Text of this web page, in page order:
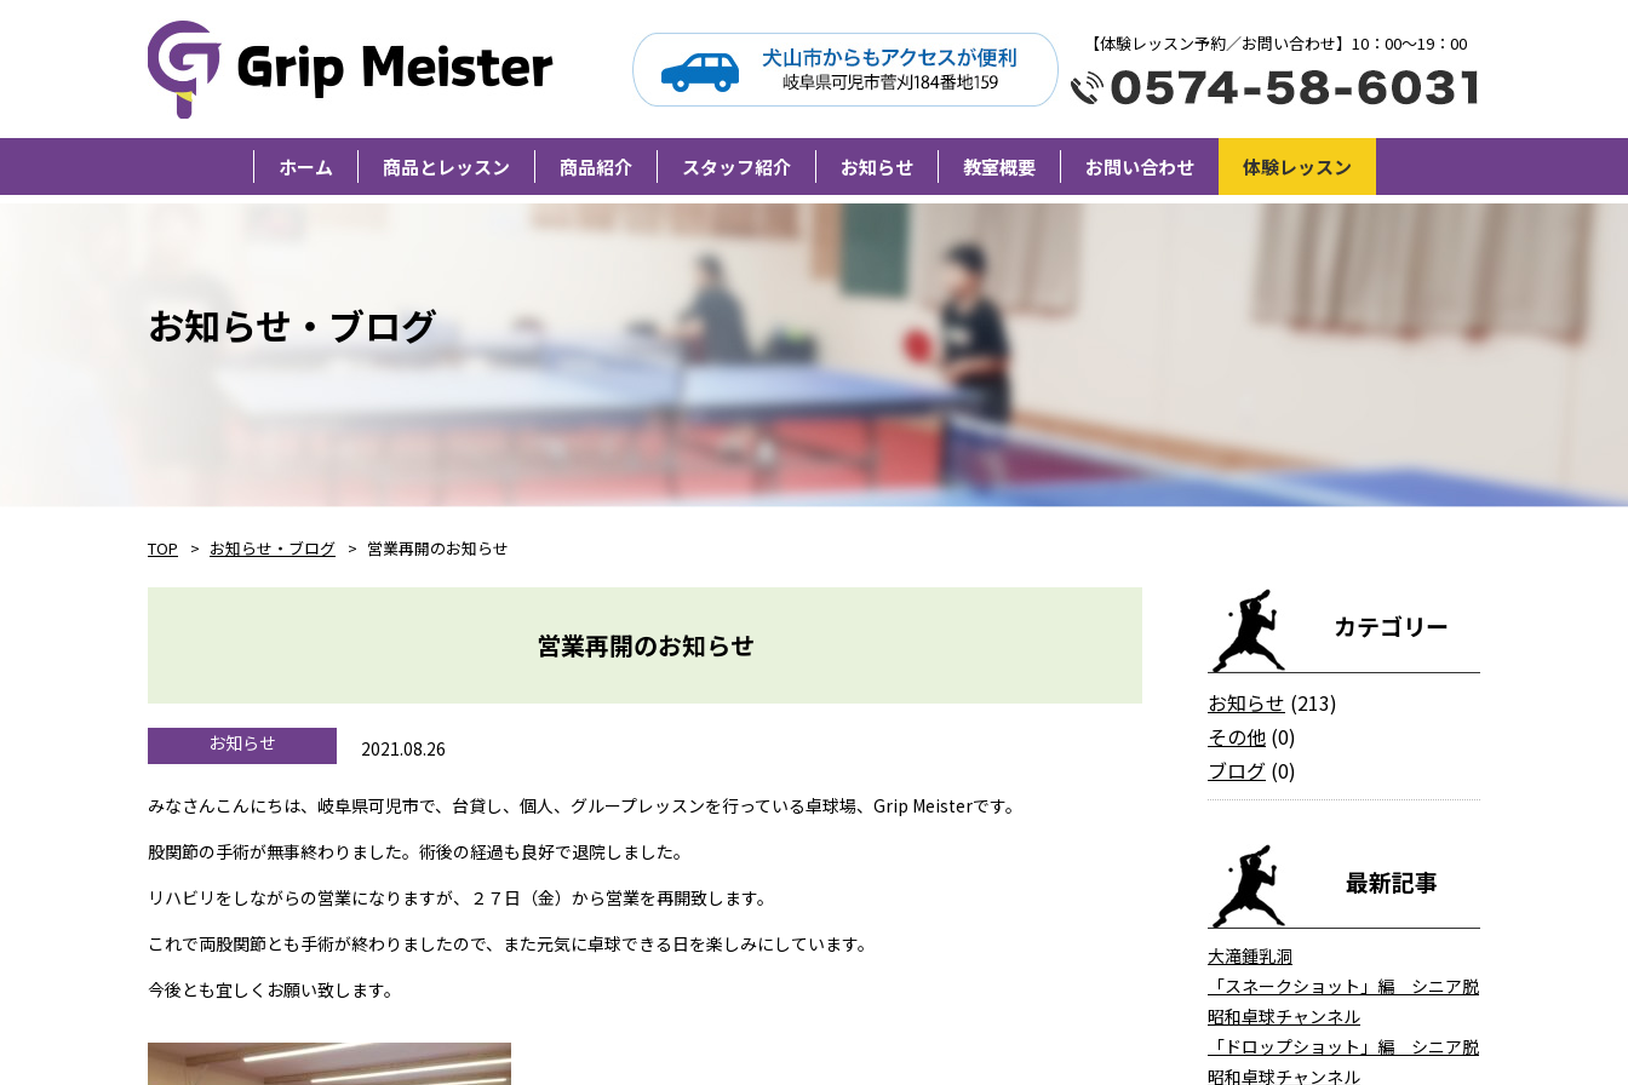
Grip Meister（旧柘植卓球教室） 【体験レッスン予約／お問い合わせ】10：00〜19：00
ホーム 商品とレッスン 商品紹介 スタッフ紹介 お知らせ 教室概要 お問い合わせ 体験レッスン
お知らせ・ブログ
TOP お知らせ・ブログ 営業再開のお知らせ
営業再開のお知らせ
お知らせ 2021.08.26
みなさんこんにちは、岐阜県可児市で、台貸し、個人、グループレッスンを行っている卓球場、Grip Meisterです。
股関節の手術が無事終わりました。術後の経過も良好で退院しました。
リハビリをしながらの営業になりますが、２７日（金）から営業を再開致します。
これで両股関節とも手術が終わりましたので、また元気に卓球できる日を楽しみにしています。
今後とも宜しくお願い致します。
カテゴリー
お知らせ (213)
その他 (0)
ブログ (0)
最新記事
大滝鍾乳洞
「スネークショット」編 シニア脱
昭和卓球チャンネル
「ドロップショット」編 シニア脱
昭和卓球チャンネル